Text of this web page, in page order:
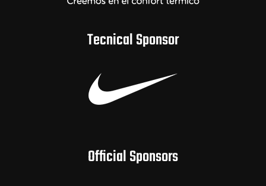
Tecnical Sponsor
Official Sponsors